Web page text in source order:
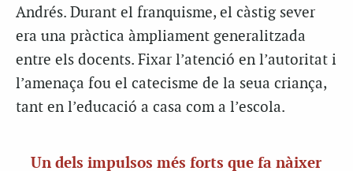
Andrés. Durant el franquisme, el càstig sever
era una pràctica àmpliament generalitzada
entre els docents. Fixar l’atenció en l’autoritat i
l’amenaça fou el catecisme de la seua criança,
tant en l’educació a casa com a l’escola.
Un dels impulsos més forts que fa nàixer